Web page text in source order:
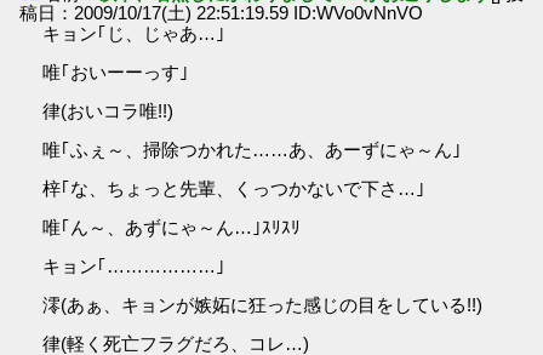
稿日：2009/10/17(土) 22:51:19.59 ID:WVo0vNnVO
キョン｢じ、じゃあ…｣
唯｢おいーーっす｣
律(おいコラ唯!!)
唯｢ふぇ～、掃除つかれた……あ、あーずにゃ～ん｣
梓｢な、ちょっと先輩、くっつかないで下さ…｣
唯｢ん～、あずにゃ～ん…｣ｽﾘｽﾘ
キョン｢………………｣
澪(あぁ、キョンが嫉妬に狂った感じの目をしている!!)
律(軽く死亡フラグだろ、コレ…)